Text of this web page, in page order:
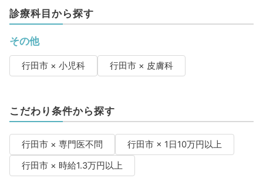
診療科目から探す
その他
行田市 × 小児科 行田市 × 皮膚科
こだわり条件から探す
行田市 × 専門医不問
行田市 × 1日10万円以上
行田市 × 時給1.3万円以上